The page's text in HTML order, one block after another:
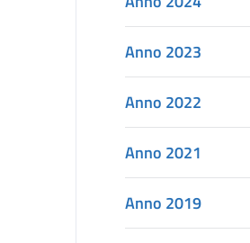
Anno 2023
Anno 2022
Anno 2021
Anno 2019